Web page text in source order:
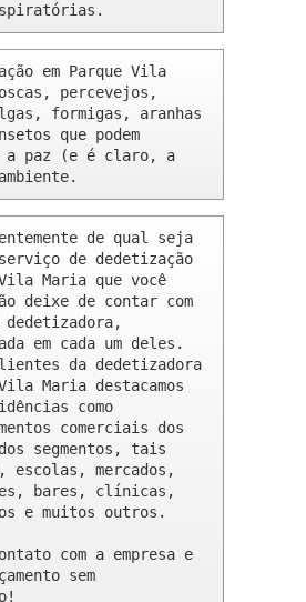
em Parque Vila
percevejos,
formigas, aranhas
que podem
a paz (e é claro, a
de qual seja
de dedetização
Vila Maria que você
deixe de contar com
em cada um deles.
da dedetizadora
Maria destacamos
como
comerciais dos
segmentos, tais
escolas, mercados,
bares, clínicas,
e muitos outros.
com a empresa e
sem